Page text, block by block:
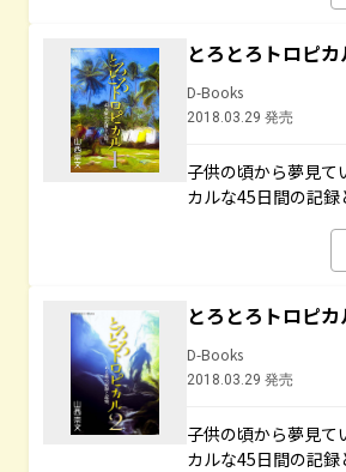
とろとろトロピ
D-Books
2018.03.29 発売
子供の頃から夢見て
カルな45日間の記録
とろとろトロピ
D-Books
2018.03.29 発売
子供の頃から夢見て
カルな45日間の記録